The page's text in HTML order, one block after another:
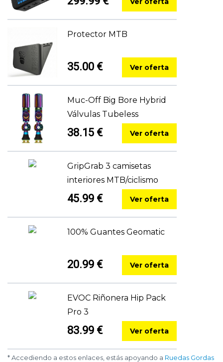
Protector MTB
35.00 € Ver oferta
Muc-Off Big Bore Hybrid
Válvulas Tubeless
38.15 € Ver oferta
GripGrab 3 camisetas
interiores MTB/ciclismo
45.99 € Ver oferta
100% Guantes Geomatic
20.99 € Ver oferta
EVOC Riñonera Hip Pack
Pro 3
83.99 € Ver oferta
* Accediendo a estos enlaces, estás apoyando a Ruedas Gordas